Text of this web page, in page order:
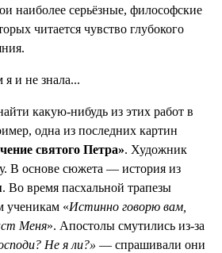
наиболее серьёзные, философские
читается чувство глубокого
и не знала...
какую-нибудь из этих работ в
одна из последних картин
святого Петра». Художник
В основе сюжета — история из
. Во время пасхальной трапезы
ученикам «Истинно говорю вам,
Меня». Апостолы смутились из-за
Не я ли?» — спрашивали они